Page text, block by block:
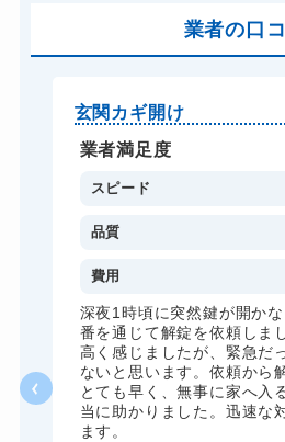
ドアノブカギ開け
ドアノブカギ交換
業者の口
玄関カギ開け
業者満足度
スピード
品質
費用
深夜1時頃に突然鍵が開か
番を通じて解錠を依頼しま
高く感じましたが、緊急だ
ないと思います。依頼から
とても早く、無事に家へ入
当に助かりました。迅速な
ます。